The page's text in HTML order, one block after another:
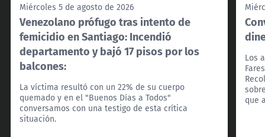
Miércoles 5 de agosto de 2026
Venezolano prófugo tras intento de
femicidio en Santiago: Incendió
departamento y bajó 17 pisos por los
balcones:
La víctima resultó con un 22% de su cuerpo
quemado y en el "Buenos Días a Todos"
conversamos con una testigo de esta crítica
situación.
Los
que